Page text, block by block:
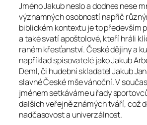
Jméno Jakub neslo a dodnes nese
významných osobností napříč
biblickém kontextu je to především
a také svatí apoštolové, kteří hráli
raném křesťanství. České dějiny a
například spisovatelé jako Jakub
Deml, či hudební skladatel Jakub
slavné České mše vánoční. V
jménem setkáváme u řady
dalších veřejně známých tváří, což
nadčasovost a univerzálnost.